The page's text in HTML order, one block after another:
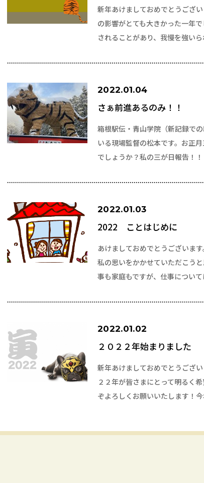
新年あけましておめでとうござ
の影響がとても大きかった一年
されることがあり、我慢を強い
2022.01.04
さぁ前進あるのみ！！
箱根駅伝・青山学院（新記録で
いる現場監督の松本です。お正
でしょうか？私の三が日報告！
2022.01.03
2022 ことはじめに
あけましておめでとうございま
私の思いをかかせていただこう
事も家庭もですが、仕事につい
2022.01.02
２０２２年始まりました
新年あけましておめでとうござ
２２年が皆さまにとって明るく
ぞよろしくお願いいたします！